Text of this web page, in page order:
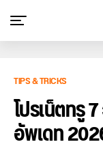
TIPS & TRICKS
โปรเน็ตทรู
อัพเดท